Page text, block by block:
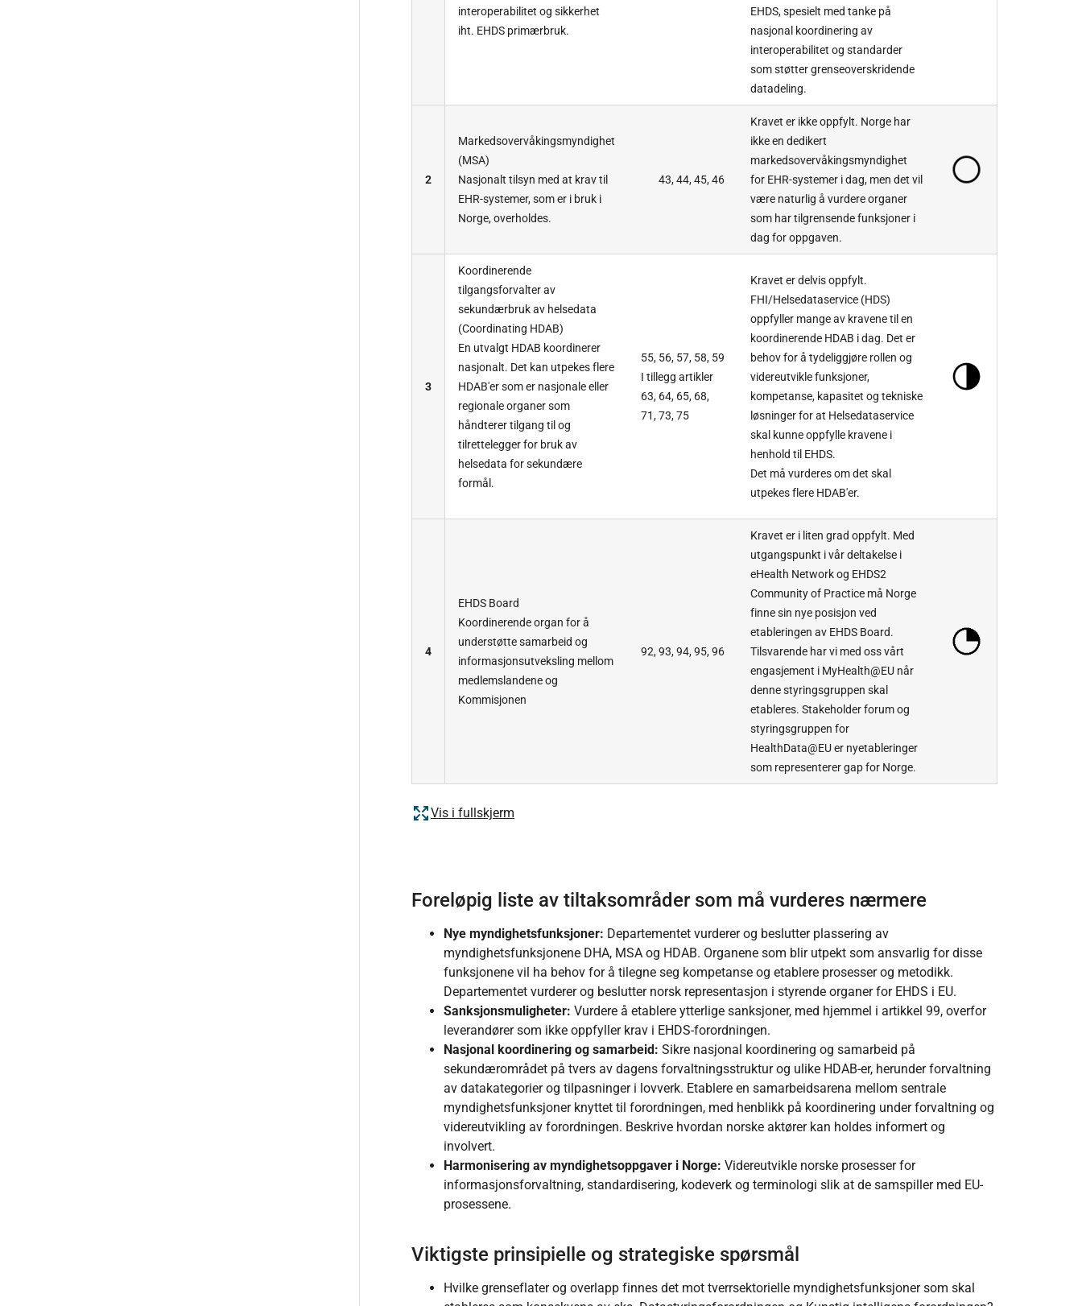
interoperabilitet og sikkerhet
iht. EHDS primærbruk.
EHDS, spesielt med tanke på
nasjonal koordinering av
interoperabilitet og standarder
som støtter grenseoverskridende
datadeling.
2
Markedsovervåkingsmyndighet
(MSA)
Nasjonalt tilsyn med at krav til
EHR-systemer, som er i bruk i
Norge, overholdes.
43, 44, 45, 46
Kravet er ikke oppfylt. Norge har
ikke en dedikert
markedsovervåkingsmyndighet
for EHR-systemer i dag, men det vil
være naturlig å vurdere organer
som har tilgrensende funksjoner i
dag for oppgaven.
3
Koordinerende
tilgangsforvalter av
sekundærbruk av helsedata
(Coordinating HDAB)
En utvalgt HDAB koordinerer
nasjonalt. Det kan utpekes flere
HDAB'er som er nasjonale eller
regionale organer som
håndterer tilgang til og
tilrettelegger for bruk av
helsedata for sekundære
formål.
55, 56, 57, 58, 59
I tillegg artikler
63, 64, 65, 68,
71, 73, 75
Kravet er delvis oppfylt.
FHI/Helsedataservice (HDS)
oppfyller mange av kravene til en
koordinerende HDAB i dag. Det er
behov for å tydeliggjøre rollen og
videreutvikle funksjoner,
kompetanse, kapasitet og tekniske
løsninger for at Helsedataservice
skal kunne oppfylle kravene i
henhold til EHDS.
Det må vurderes om det skal
utpekes flere HDAB'er.
4
EHDS Board
Koordinerende organ for å
understøtte samarbeid og
informasjonsutveksling mellom
medlemslandene og
Kommisjonen
92, 93, 94, 95, 96
Kravet er i liten grad oppfylt. Med
utgangspunkt i vår deltakelse i
eHealth Network og EHDS2
Community of Practice må Norge
finne sin nye posisjon ved
etableringen av EHDS Board.
Tilsvarende har vi med oss vårt
engasjement i MyHealth@EU når
denne styringsgruppen skal
etableres. Stakeholder forum og
styringsgruppen for
HealthData@EU er nyetableringer
som representerer gap for Norge.
Vis i fullskjerm
Foreløpig liste av tiltaksområder som må vurderes nærmere
Nye myndighetsfunksjoner: Departementet vurderer og beslutter plassering av
myndighetsfunksjonene DHA, MSA og HDAB. Organene som blir utpekt som ansvarlig for disse
funksjonene vil ha behov for å tilegne seg kompetanse og etablere prosesser og metodikk.
Departementet vurderer og beslutter norsk representasjon i styrende organer for EHDS i EU.
Sanksjonsmuligheter: Vurdere å etablere ytterlige sanksjoner, med hjemmel i artikkel 99, overfor
leverandører som ikke oppfyller krav i EHDS-forordningen.
Nasjonal koordinering og samarbeid: Sikre nasjonal koordinering og samarbeid på
sekundærområdet på tvers av dagens forvaltningsstruktur og ulike HDAB-er, herunder forvaltning
av datakategorier og tilpasninger i lovverk. Etablere en samarbeidsarena mellom sentrale
myndighetsfunksjoner knyttet til forordningen, med henblikk på koordinering under forvaltning og
videreutvikling av forordningen. Beskrive hvordan norske aktører kan holdes informert og
involvert.
Harmonisering av myndighetsoppgaver i Norge: Videreutvikle norske prosesser for
informasjonsforvaltning, standardisering, kodeverk og terminologi slik at de samspiller med EU-
prosessene.
Viktigste prinsipielle og strategiske spørsmål
Hvilke grenseflater og overlapp finnes det mot tverrsektorielle myndighetsfunksjoner som skal